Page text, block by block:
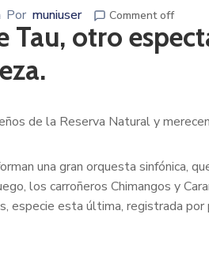
Por muniuser Comment off
Tau, otro
de la Reserva Natural y
una gran orquesta sinfónica,
los carroñeros Chimangos y
especie esta última, registrada por